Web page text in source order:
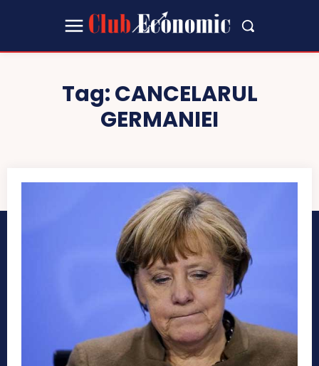
Tag:CANCELARUL
GERMANIEI